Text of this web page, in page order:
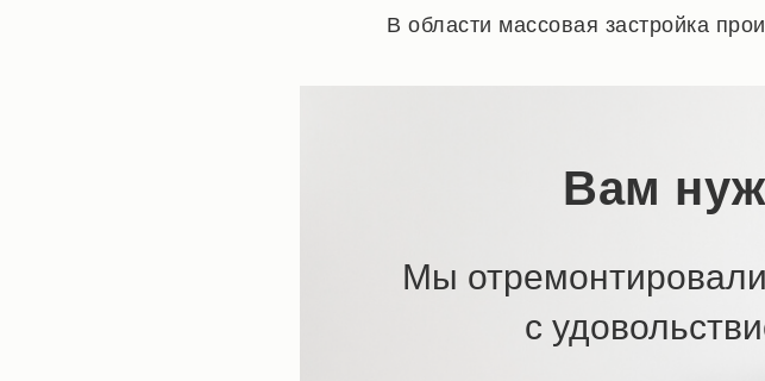
В области массовая застройка
Вам
Мы
с